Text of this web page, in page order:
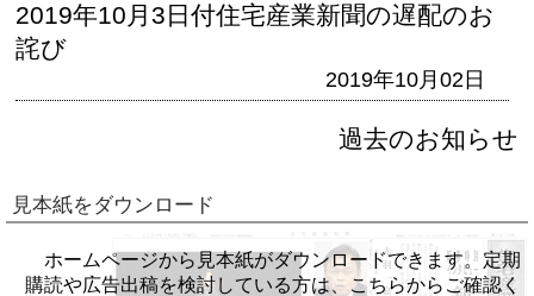
2019年10月3日付住宅産業新聞の遅配のお
詫び
2019年10月02日
過去のお知らせ
見本紙をダウンロード
ホームページから見本紙がダウンロードできます。定期
購読や広告出稿を検討している方は、こちらからご確認く